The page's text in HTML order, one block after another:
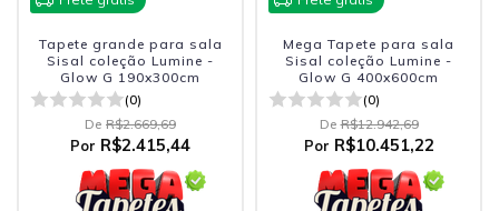
Tapete grande para sala
Sisal coleção Lumine -
Glow G 190x300cm
(0)
De R$2.669,69
Por R$2.415,44
Mega Tapete para sala
Sisal coleção Lumine -
Glow G 400x600cm
(0)
De R$12.942,69
Por R$10.451,22